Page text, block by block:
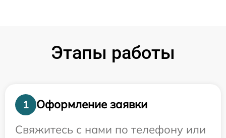
Этапы работы
1
Оформление заявки
Свяжитесь с нами по телефону или